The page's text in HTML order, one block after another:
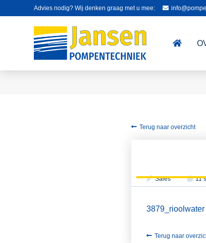
Advies nodig? Wij denken graag met u mee:
Terug naar overzicht
Sales 11
3879_rioolwater
Terug naar